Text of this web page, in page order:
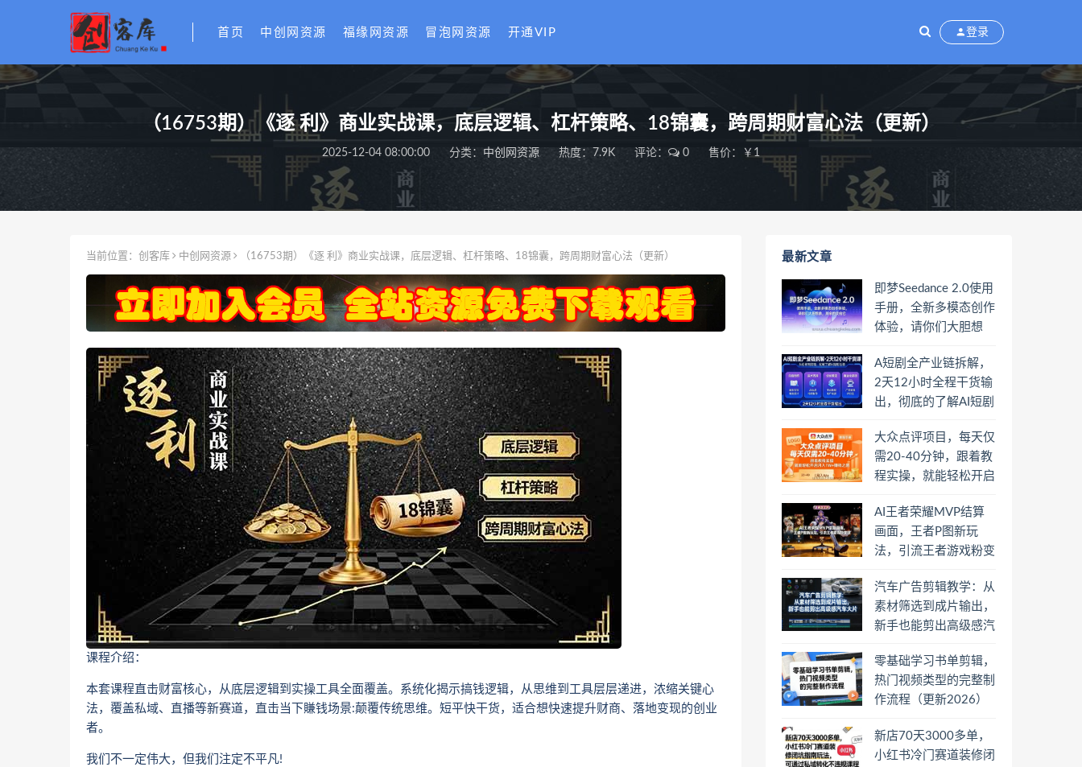
首页 中创网资源 福缘网资源 冒泡网资源 开通VIP 登录
（16753期）《逐 利》商业实战课，底层逻辑、杠杆策略、18锦囊，跨周期财富心法（更新）
2025-12-04 08:00:00 分类： 中创网资源 热度：7.9K 评论： 0 售价：￥1
当前位置： 创客库 中创网资源 （16753期）《逐 利》商业实战课，底层逻辑、杠杆策略、18锦囊，跨周期财富心法（更新）
课程介绍：
本套课程直击财富核心，从底层逻辑到实操工具全面覆盖。系统化揭示搞钱逻辑，从思维到工具层层递进，浓缩关键心
法，覆盖私域、直播等新赛道，直击当下賺钱场景:颠覆传统思维。短平快干货，适合想快速提升财商、落地变现的创业
者。
我们不一定伟大，但我们注定不平凡!
最新文章
即梦Seedance 2.0使用
手册，全新多模态创作
体验，请你们大胆想
A短剧全产业链拆解，
2天12小时全程干货输
出，彻底的了解AI短剧
大众点评项目，每天仅
需20-40分钟，跟着教
程实操，就能轻松开启
AI王者荣耀MVP结算
画面，王者P图新玩
法，引流王者游戏粉变
汽车广告剪辑教学：从
素材筛选到成片输出，
新手也能剪出高级感汽
零基础学习书单剪辑，
热门视频类型的完整制
作流程（更新2026）
新店70天3000多单，
小红书冷门赛道装修闭